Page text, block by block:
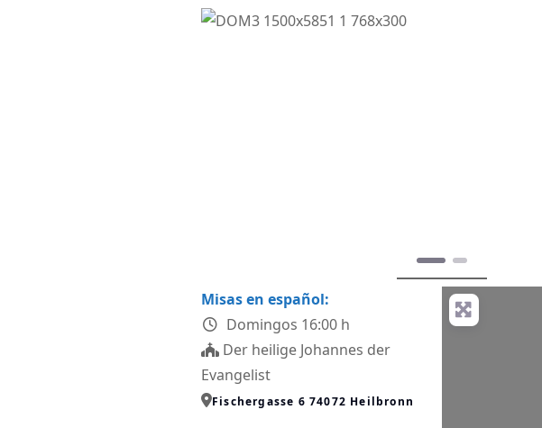
Misas en español:
Domingos 16:00 h
Der heilige Johannes der
Evangelist
Fischergasse 6 74072 Heilbronn